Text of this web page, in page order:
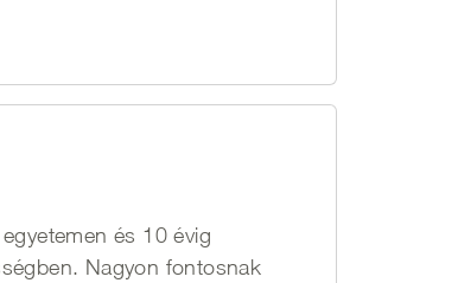
és 10 évig
Nagyon fontosnak